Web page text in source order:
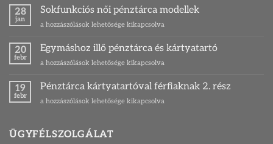
egy
különleges
bejegyzéshez
bőr
modellre
bejegyzéshez
28
jan
Sokfunkciós női pénztárca modellek
Sokfunkciós
pénztárca
modellek
bejegyzéshez
a hozzászólások lehetősége kikapcsolva
20
febr
Egymáshoz illő pénztárca és kártyatartó
Egymáshoz
pénztárca
kártyatartó
a hozzászólások lehetősége kikapcsolva
19
febr
Pénztárca kártyatartóval férfiaknak 2. rész
Pénztárca
2.
a hozzászólások lehetősége kikapcsolva
ÜGYFÉLSZOLGÁLAT